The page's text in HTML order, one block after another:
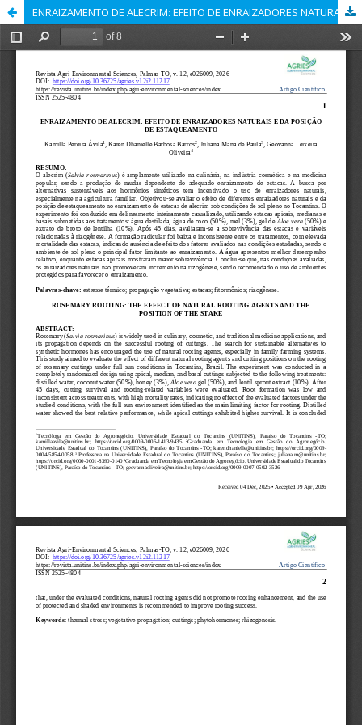
ENRAIZAMENTO DE ALECRIM: EFEITO DE ENRAIZADORES NATURAIS E DA POSIÇÃO DE ESTAQUEAMENTO